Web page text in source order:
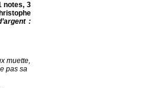
notes, 3
:
muette,
pas sa